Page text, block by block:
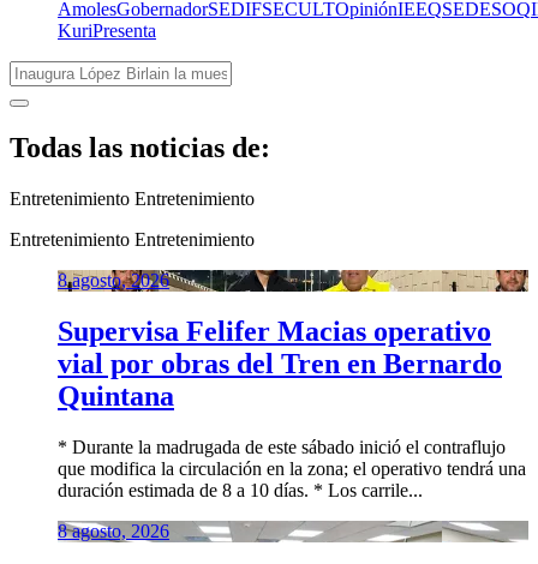
AmolesGobernadorSEDIFSECULTOpiniónIEEQSEDESOQ
KuriPresenta
Todas las noticias de:
Entretenimiento Entretenimiento
Entretenimiento Entretenimiento
8 agosto, 2026
Supervisa Felifer Macias operativo
vial por obras del Tren en Bernardo
Quintana
* Durante la madrugada de este sábado inició el contraflujo
que modifica la circulación en la zona; el operativo tendrá una
duración estimada de 8 a 10 días. * Los carrile...
8 agosto, 2026